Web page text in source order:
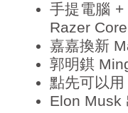
手提電腦
Razer
嘉嘉換新
郭明錤
點先可以
Elon Musk